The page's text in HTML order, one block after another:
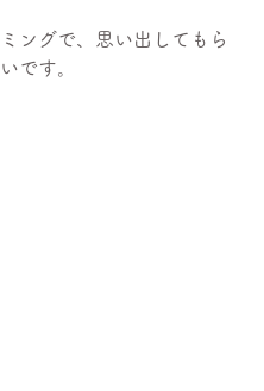
ングで、思い出してもら
です。